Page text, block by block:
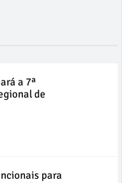
a 7ª
de
para